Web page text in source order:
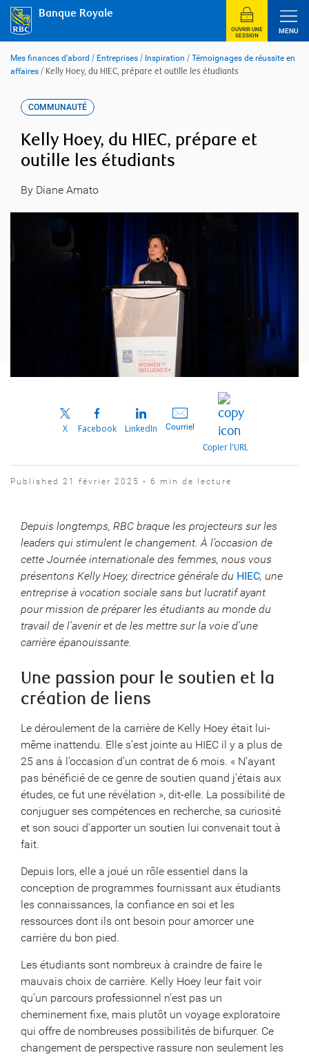
content
Banque Royale
OUVRIR UNE
SESSION
MENU
Mes finances d’abord / Entreprises / Inspiration / Témoignages de réussite en
affaires / Kelly Hoey, du HIEC, prépare et outille les étudiants
COMMUNAUTÉ
Kelly Hoey, du HIEC, prépare et
outille les étudiants
By Diane Amato
X Facebook LinkedIn Courriel
Copier l’URL
Published 21 février 2025 • 6 min de lecture
Depuis longtemps, RBC braque les projecteurs sur les
leaders qui stimulent le changement. À l’occasion de
cette Journée internationale des femmes, nous vous
présentons Kelly Hoey, directrice générale du HIEC, une
entreprise à vocation sociale sans but lucratif ayant
pour mission de préparer les étudiants au monde du
travail de l’avenir et de les mettre sur la voie d’une
carrière épanouissante.
Une passion pour le soutien et la
création de liens
Le déroulement de la carrière de Kelly Hoey était lui-
même inattendu. Elle s’est jointe au HIEC il y a plus de
25 ans à l’occasion d’un contrat de 6 mois. « N’ayant
pas bénéficié de ce genre de soutien quand j’étais aux
études, ce fut une révélation », dit-elle. La possibilité de
conjuguer ses compétences en recherche, sa curiosité
et son souci d’apporter un soutien lui convenait tout à
fait.
Depuis lors, elle a joué un rôle essentiel dans la
conception de programmes fournissant aux étudiants
les connaissances, la confiance en soi et les
ressources dont ils ont besoin pour amorcer une
carrière du bon pied.
Les étudiants sont nombreux à craindre de faire le
mauvais choix de carrière. Kelly Hoey leur fait voir
qu’un parcours professionnel n’est pas un
cheminement fixe, mais plutôt un voyage exploratoire
qui offre de nombreuses possibilités de bifurquer. Ce
changement de perspective rassure non seulement les